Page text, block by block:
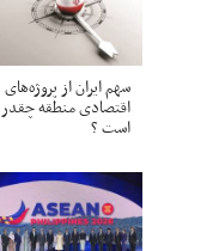
سهم ایران از پروژه‌های
اقتصادی منطقه چقدر
است ؟